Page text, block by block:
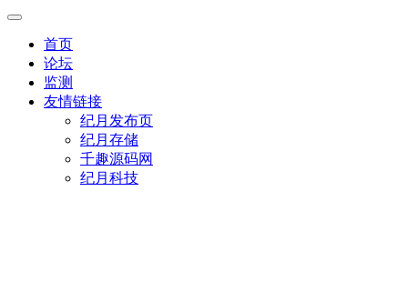
首页
论坛
监测
友情链接
纪月发布页
纪月存储
千趣源码网
纪月科技